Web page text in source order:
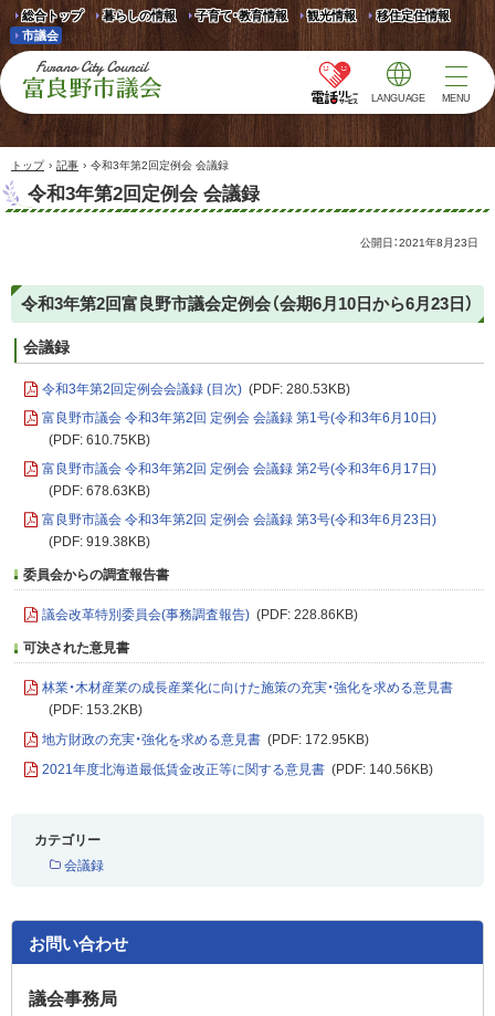
総合トップ 暮らしの情報 子育て・教育情報 観光情報
移住定住情報
市議会
富良野市議会 Furano
City Council
LANGUAGE MENU
トップ › 記事 › 令和3年第2回定例会 会議録
令和3年第2回定例会 会議録
公開日：2021年8月23日
令和3年第2回富良野市議会定例会（会期6月10日から6月23日）
会議録
令和3年第2回定例会会議録 (目次) (PDF: 280.53KB)
富良野市議会 令和3年第2回 定例会 会議録 第1号(令和3年6月10日)
(PDF: 610.75KB)
富良野市議会 令和3年第2回 定例会 会議録 第2号(令和3年6月17日)
(PDF: 678.63KB)
富良野市議会 令和3年第2回 定例会 会議録 第3号(令和3年6月23日)
(PDF: 919.38KB)
委員会からの調査報告書
議会改革特別委員会(事務調査報告) (PDF: 228.86KB)
可決された意見書
林業・木材産業の成長産業化に向けた施策の充実・強化を求める意見書
(PDF: 153.2KB)
地方財政の充実・強化を求める意見書 (PDF: 172.95KB)
2021年度北海道最低賃金改正等に関する意見書 (PDF: 140.56KB)
カテゴリー
会議録
お問い合わせ
議会事務局